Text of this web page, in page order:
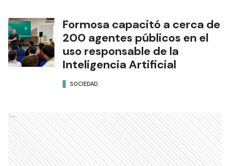
Formosa capacitó a cerca de
200 agentes públicos en el
uso responsable de la
Inteligencia Artificial
Ads